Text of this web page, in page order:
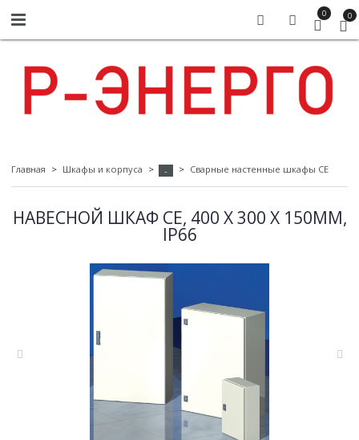
0 0
Главная Шкафы и корпуса - Сварные настенные шкафы СЕ
НАВЕСНОЙ ШКАФ CE, 400 X 300 X 150ММ,
IP66